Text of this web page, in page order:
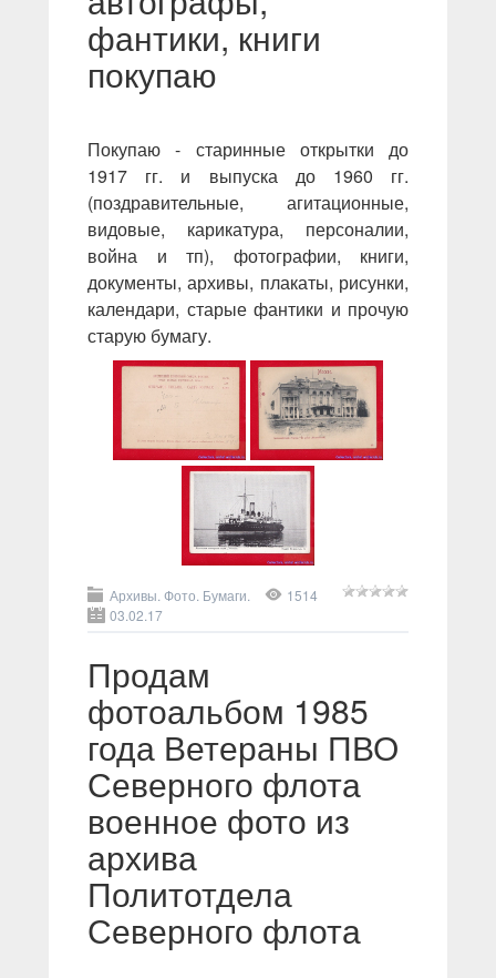
фантики, книги
покупаю
Покупаю - старинные открытки до
1917 гг. и выпуска до 1960 гг.
(поздравительные, агитационные,
видовые, карикатура, персоналии,
война и тп), фотографии, книги,
документы, архивы, плакаты, рисунки,
календари, старые фантики и прочую
старую бумагу.
Архивы. Фото. Бумаги.
1514
03.02.17
Продам
фотоальбом 1985
года Ветераны ПВО
Северного флота
военное фото из
архива
Политотдела
Северного флота